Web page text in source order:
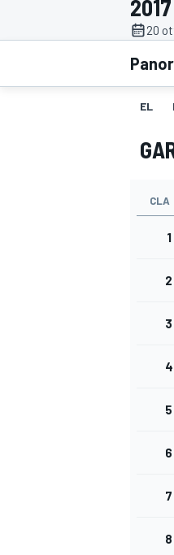
MOTOGP
WRC
20
EL
CLA
1
2
3
4
5
6
7
8